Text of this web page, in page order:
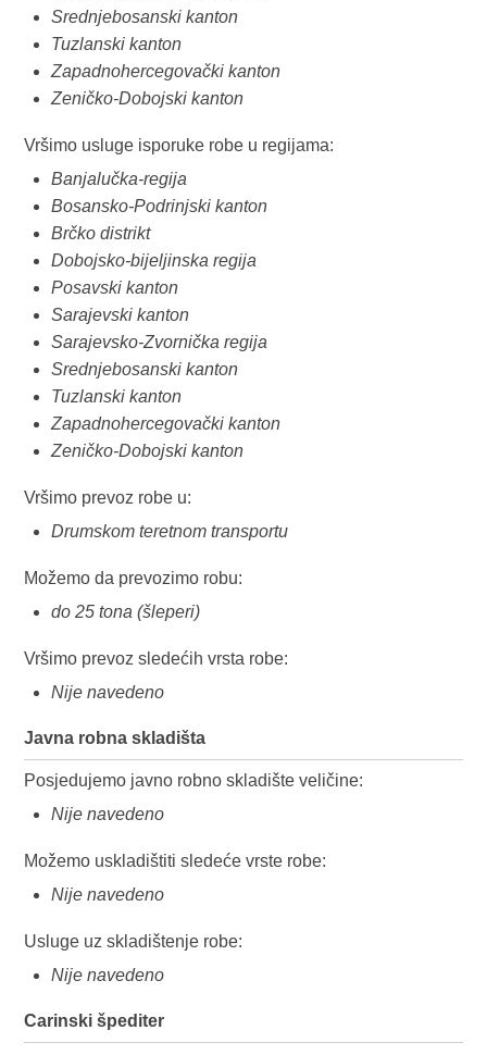
Srednjebosanski kanton
Tuzlanski kanton
Zapadnohercegovački kanton
Zeničko-Dobojski kanton
Vršimo usluge isporuke robe u regijama:
Banjalučka-regija
Bosansko-Podrinjski kanton
Brčko distrikt
Dobojsko-bijeljinska regija
Posavski kanton
Sarajevski kanton
Sarajevsko-Zvornička regija
Srednjebosanski kanton
Tuzlanski kanton
Zapadnohercegovački kanton
Zeničko-Dobojski kanton
Vršimo prevoz robe u:
Drumskom teretnom transportu
Možemo da prevozimo robu:
do 25 tona (šleperi)
Vršimo prevoz sledećih vrsta robe:
Nije navedeno
Javna robna skladišta
Posjedujemo javno robno skladište veličine:
Nije navedeno
Možemo uskladištiti sledeće vrste robe:
Nije navedeno
Usluge uz skladištenje robe:
Nije navedeno
Carinski špediter